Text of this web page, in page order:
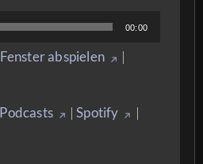
00:00
abspielen
|
|Spotify
|